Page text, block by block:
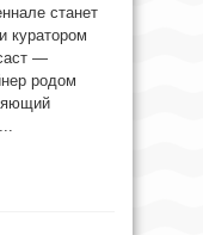
станет
куратором
—
родом